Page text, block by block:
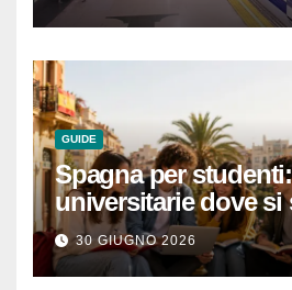
GUIDE
Spagna per
universitarie dove si
meglio e con una
notturna
30 GIUGNO 2026